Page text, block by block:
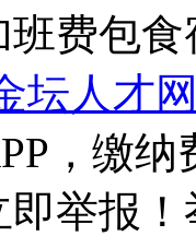
班费包食
坛人才
，缴
举报